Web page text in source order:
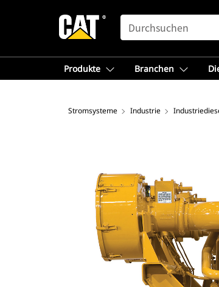
SEARCH
Produkte Branchen
Stromsysteme Industrie